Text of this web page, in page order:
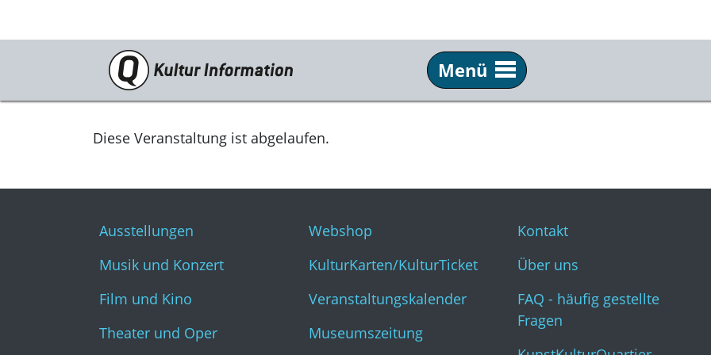
Menü
Veranstaltungen
Ausstellungen
Theater und Oper
Literatur
Service
Museumszeitung
Diese Veranstaltung ist abgelaufen.
Ausstellungen
Musik und Konzert
Film und Kino
Theater und Oper
Webshop
KulturKarten/KulturTicket
Veranstaltungskalender
Museumszeitung
Kontakt
Über uns
FAQ - häufig gestellte
Fragen